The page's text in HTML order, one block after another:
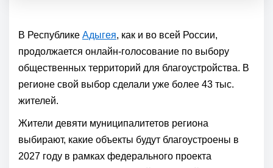
В Республике Адыгея, как и во всей России,
продолжается онлайн-голосование по выбору
общественных территорий для благоустройства. В
регионе свой выбор сделали уже более 43 тыс.
жителей.
Жители девяти муниципалитетов региона
выбирают, какие объекты будут благоустроены в
2027 году в рамках федерального проекта